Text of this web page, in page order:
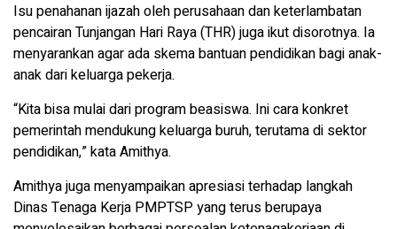
Isu penahanan ijazah oleh perusahaan dan keterlambatan
pencairan Tunjangan Hari Raya (THR) juga ikut disorotnya. Ia
menyarankan agar ada skema bantuan pendidikan bagi anak-
anak dari keluarga pekerja.
“Kita bisa mulai dari program beasiswa. Ini cara konkret
pemerintah mendukung keluarga buruh, terutama di sektor
pendidikan,” kata Amithya.
Amithya juga menyampaikan apresiasi terhadap langkah
Dinas Tenaga Kerja PMPTSP yang terus berupaya